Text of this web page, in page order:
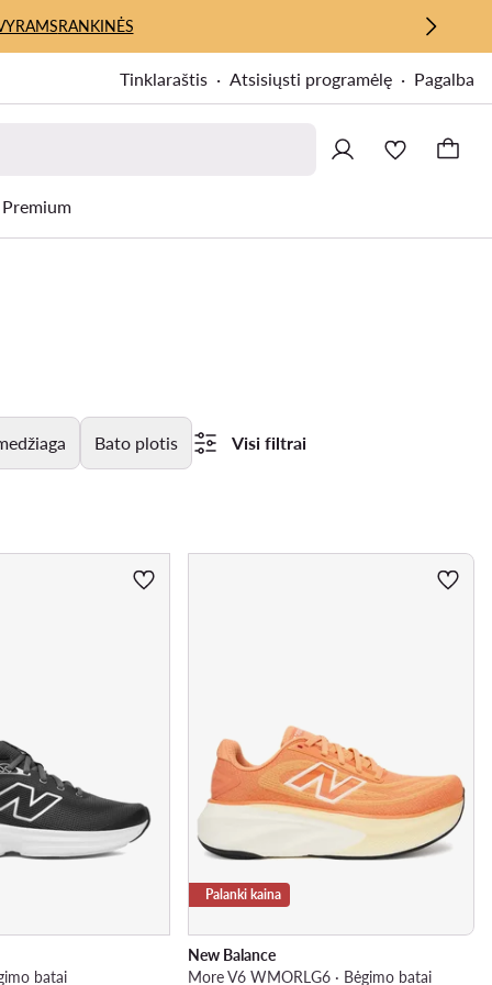
RANKINĖS
Tinklaraštis Atsisiųsti programėlę Pagalba
Premium
Bato plotis Visi filtrai
batai
Palanki kaina
New Balance
More V6 WMORLG6 · Bėgimo batai